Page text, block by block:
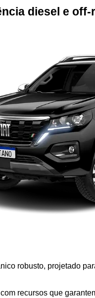
diesel e off-
robusto, projetado
recursos que